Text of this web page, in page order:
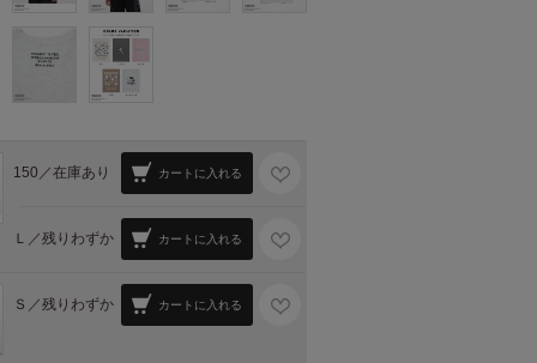
150／在庫あり カートに入れる
Ｌ／残りわずか カートに入れる
Ｓ／残りわずか カートに入れる